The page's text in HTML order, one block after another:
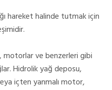
hareket halinde tutmak için
motorlar ve benzerleri gibi
Hidrolik yağ deposu,
içten yanmalı motor,